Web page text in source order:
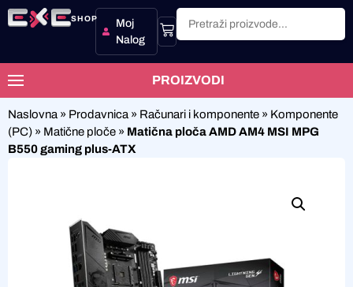
SHOP
Moj
Nalog
PROIZVODI
Naslovna » Prodavnica » Računari i komponente » Komponente
(PC) » Matične ploče » Matična ploča AMD AM4 MSI MPG
B550 gaming plus-ATX